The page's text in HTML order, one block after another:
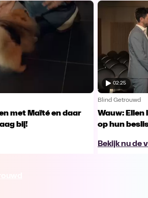
met Maïté en daar
bij!
02:25
Blind Getrouwd
Wauw:
op hun
Bekijk nu de